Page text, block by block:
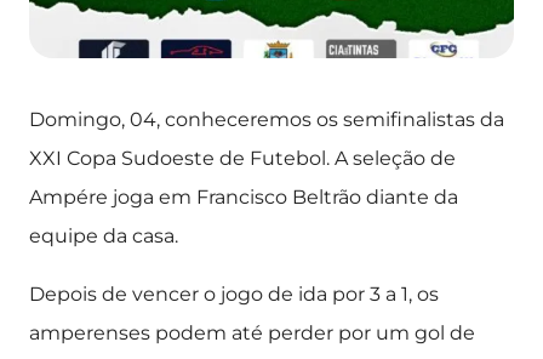
Domingo, 04, conheceremos os semifinalistas da
XXI Copa Sudoeste de Futebol. A seleção de
Ampére joga em Francisco Beltrão diante da
equipe da casa.
Depois de vencer o jogo de ida por 3 a 1, os
amperenses podem até perder por um gol de